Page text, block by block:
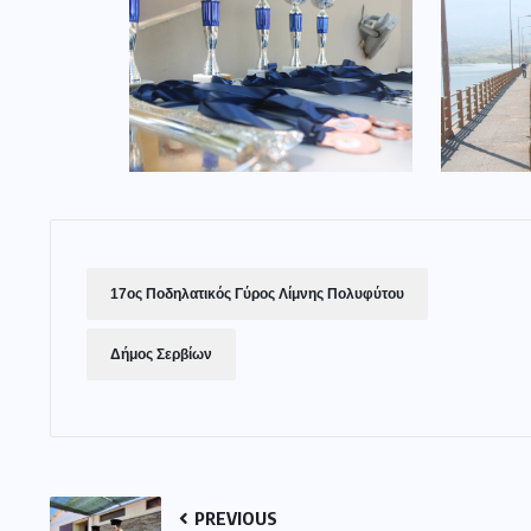
17ος Ποδηλατικός Γύρος Λίμνης Πολυφύτου
Δήμος Σερβίων
PREVIOUS